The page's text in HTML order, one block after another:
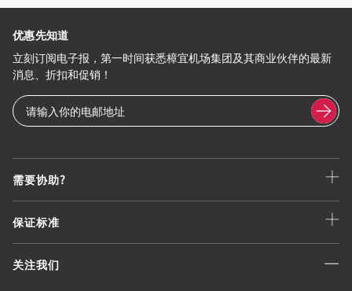
需要协助?
保证标准
关注我们
优惠先知道
立刻订阅电子报，第一时间获悉樟宜机场集团及其商业伙伴的最新
消息、折扣和促销！